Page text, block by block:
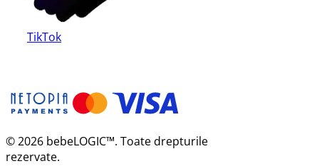
TikTok
© 2026 bebeLOGIC™. Toate drepturile
rezervate.